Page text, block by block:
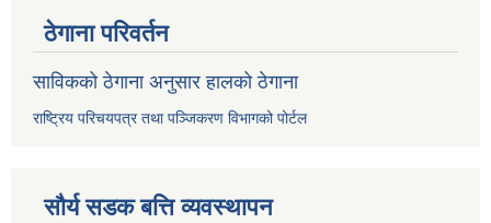
ठेगाना परिवर्तन
साविकको ठेगाना अनुसार हालको ठेगाना
राष्ट्रिय परिचयपत्र तथा पञ्जिकरण विभागको पोर्टल
सौर्य सडक बत्ति व्यवस्थापन